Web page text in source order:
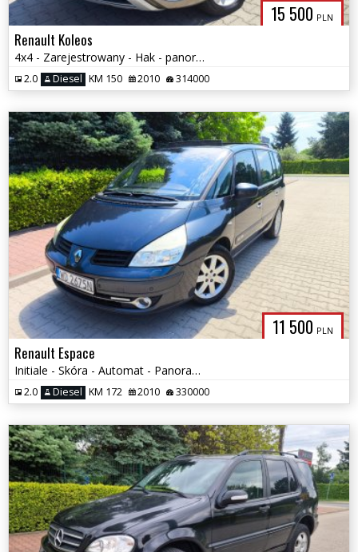
15 500 PLN
Renault Koleos
4x4 - Zarejestrowany - Hak - panorama - Bose
2.0 Diesel KM 150 2010 314000
11 500 PLN
Renault Espace
Initiale - Skóra - Automat - Panorama - 7 osób
2.0 Diesel KM 172 2010 330000